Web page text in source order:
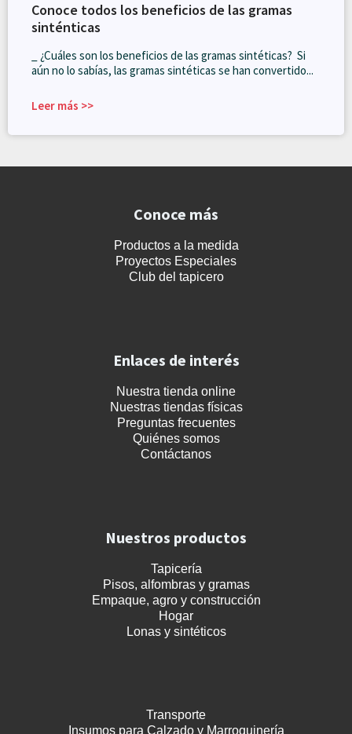
Conoce todos los beneficios de las gramas
sinténticas
_ ¿Cuáles son los beneficios de las gramas sintéticas? Si
aún no lo sabías, las gramas sintéticas se han convertido...
Leer más >>
Conoce más
Productos a la medida
Proyectos Especiales
Club del tapicero
Enlaces de interés
Nuestra tienda online
Nuestras tiendas físicas
Preguntas frecuentes
Quiénes somos
Contáctanos
Nuestros productos
Tapicería
Pisos, alfombras y gramas
Empaque, agro y construcción
Hogar
Lonas y sintéticos
Transporte
Insumos para Calzado y Marroquinería